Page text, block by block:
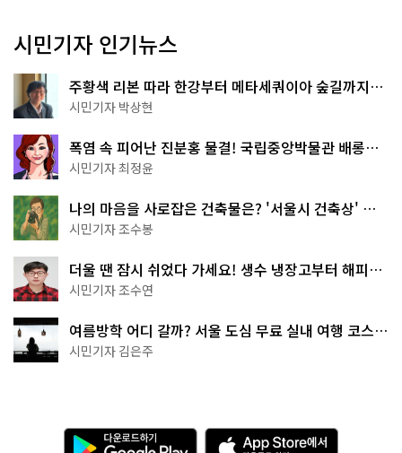
시민기자 인기뉴스
주황색 리본 따라 한강부터 메타세쿼이아 숲길까지…
서울둘레길 15코스
시민기자 박상현
폭염 속 피어난 진분홍 물결! 국립중앙박물관 배롱나
무 명소
시민기자 최정윤
나의 마음을 사로잡은 건축물은? '서울시 건축상' 수
상작 공개!
시민기자 조수봉
더울 땐 잠시 쉬었다 가세요! 생수 냉장고부터 해피소
·무더위쉼터까지
시민기자 조수연
여름방학 어디 갈까? 서울 도심 무료 실내 여행 코스
추천
시민기자 김은주
다 A